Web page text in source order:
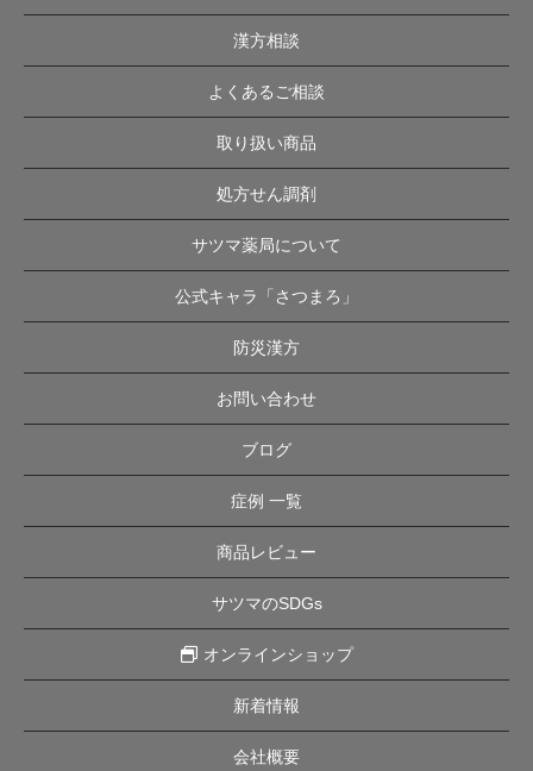
漢方相談
よくあるご相談
取り扱い商品
処方せん調剤
サツマ薬局について
公式キャラ「さつまろ」
防災漢方
お問い合わせ
ブログ
症例 一覧
商品レビュー
サツマのSDGs
オンラインショップ
新着情報
会社概要